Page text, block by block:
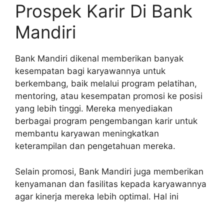
Prospek Karir Di Bank
Mandiri
Bank Mandiri dikenal memberikan banyak
kesempatan bagi karyawannya untuk
berkembang, baik melalui program pelatihan,
mentoring, atau kesempatan promosi ke posisi
yang lebih tinggi. Mereka menyediakan
berbagai program pengembangan karir untuk
membantu karyawan meningkatkan
keterampilan dan pengetahuan mereka.
Selain promosi, Bank Mandiri juga memberikan
kenyamanan dan fasilitas kepada karyawannya
agar kinerja mereka lebih optimal. Hal ini